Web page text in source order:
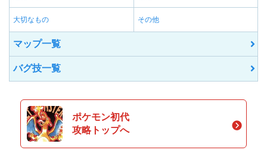
大切なもの その他
マップ一覧
バグ技一覧
ポケモン初代
攻略トップへ